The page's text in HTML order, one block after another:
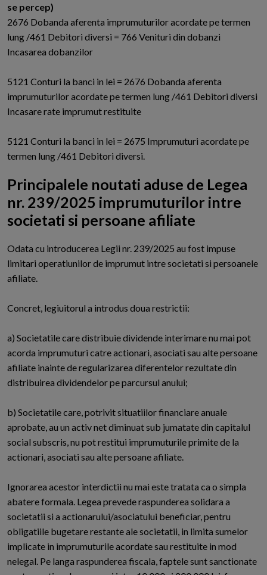
se percep)
2676 Dobanda aferenta imprumuturilor acordate pe termen
lung /461 Debitori diversi = 766 Venituri din dobanzi
Incasarea dobanzilor
5121 Conturi la banci in lei = 2676 Dobanda aferenta
imprumuturilor acordate pe termen lung /461 Debitori diversi
Incasare rate imprumut restituite
5121 Conturi la banci in lei = 2675 Imprumuturi acordate pe
termen lung /461 Debitori diversi.
Principalele noutati aduse de Legea
nr. 239/2025 imprumuturilor intre
societati si persoane afiliate
Odata cu introducerea Legii nr. 239/2025 au fost impuse
limitari operatiunilor de imprumut intre societati si persoanele
afiliate.
Concret, legiuitorul a introdus doua restrictii:
a) Societatile care distribuie dividende interimare nu mai pot
acorda imprumuturi catre actionari, asociati sau alte persoane
afiliate inainte de regularizarea diferentelor rezultate din
distribuirea dividendelor pe parcursul anului;
b) Societatile care, potrivit situatiilor financiare anuale
aprobate, au un activ net diminuat sub jumatate din capitalul
social subscris, nu pot restitui imprumuturile primite de la
actionari, asociati sau alte persoane afiliate.
Ignorarea acestor interdictii nu mai este tratata ca o simpla
abatere formala. Legea prevede raspunderea solidara a
societatii si a actionarului/asociatului beneficiar, pentru
obligatiile bugetare restante ale societatii, in limita sumelor
implicate in imprumuturile acordate sau restituite in mod
nelegal. Pe langa raspunderea fiscala, faptele sunt sanctionate